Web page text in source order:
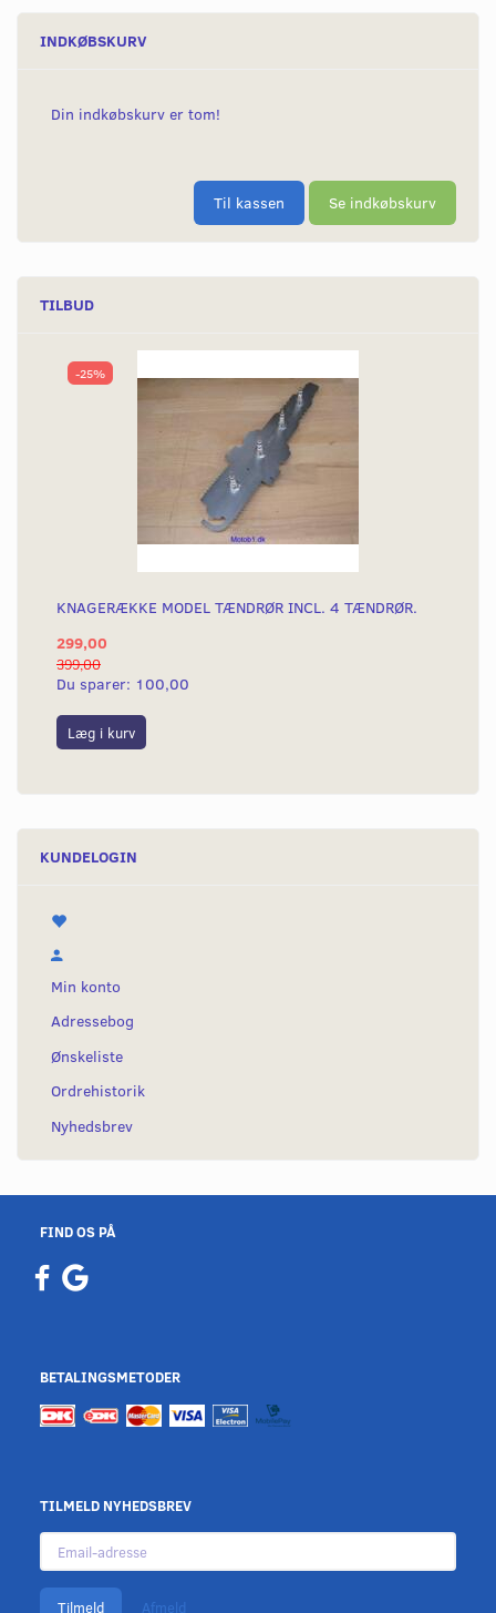
INDKØBSKURV
Din indkøbskurv er tom!
Til kassen Se indkøbskurv
TILBUD
-25%
KNAGERÆKKE MODEL TÆNDRØR INCL. 4 TÆNDRØR.
299,00
399,00
Du sparer: 100,00
Læg i kurv
KUNDELOGIN
Min konto
Adressebog
Ønskeliste
Ordrehistorik
Nyhedsbrev
FIND OS PÅ
BETALINGSMETODER
TILMELD NYHEDSBREV
Email-
adresse
Tilmeld Afmeld